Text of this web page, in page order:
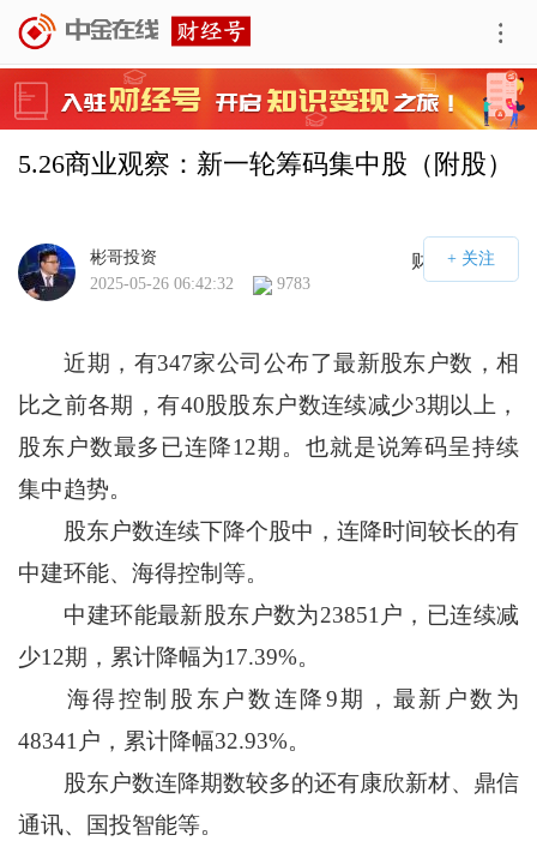
5.26商业观察：新一轮筹码集中股（附股）
财经号APP
彬哥投资
2025-05-26 06:42:32
9783
近期，有347家公司公布了最新股东户数，相
比之前各期，有40股股东户数连续减少3期以上，
股东户数最多已连降12期。也就是说筹码呈持续
集中趋势。
股东户数连续下降个股中，连降时间较长的有
中建环能、海得控制等。
中建环能最新股东户数为23851户，已连续减
少12期，累计降幅为17.39%。
海得控制股东户数连降9期，最新户数为
48341户，累计降幅32.93%。
股东户数连降期数较多的还有康欣新材、鼎信
通讯、国投智能等。